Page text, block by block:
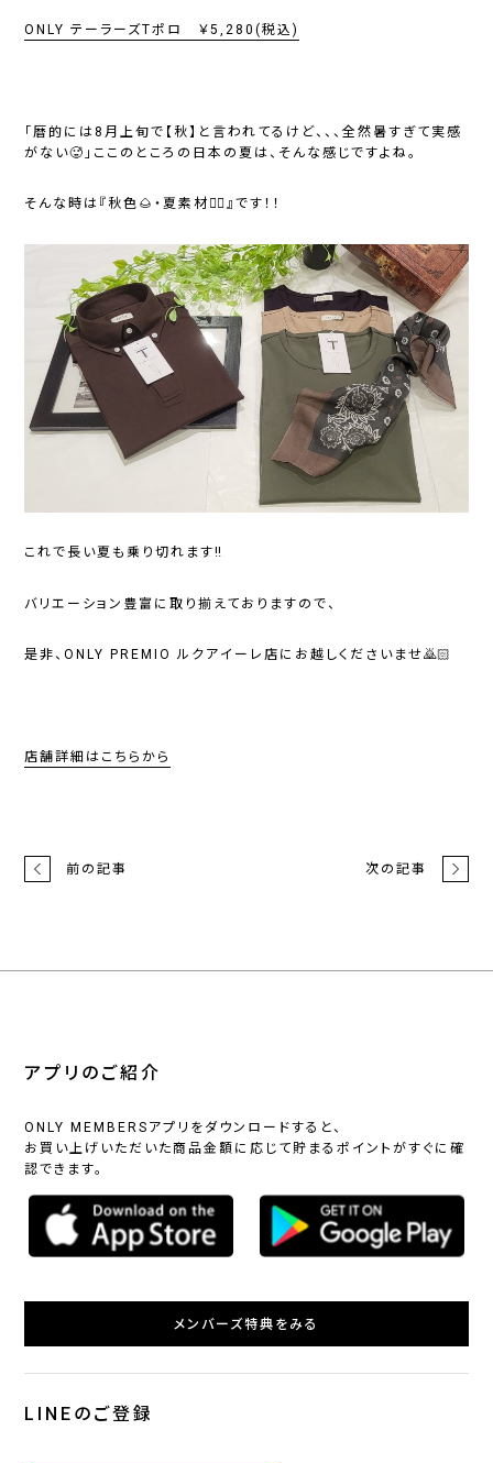
ONLY テーラーズTポロ ￥5,280(税込)
「暦的には8月上旬で【秋】と言われてるけど、、、全然暑すぎて実感
がない🥵」ここのところの日本の夏は、そんな感じですよね。
そんな時は『秋色🌰・夏素材🏄🏻』です！！
これで長い夏も乗り切れます‼️
バリエーション豊富に取り揃えておりますので、
是非、ONLY PREMIO ルクアイーレ店にお越しくださいませ🙇🏻
店舗詳細はこちらから
前の記事 次の記事
アプリのご紹介
ONLY MEMBERSアプリをダウンロードすると、
お買い上げいただいた商品金額に応じて貯まるポイントがすぐに確
認できます。
メンバーズ特典をみる
LINEのご登録